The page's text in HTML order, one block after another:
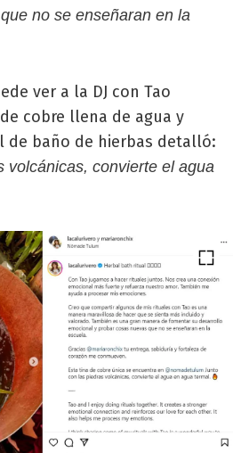
no se enseñaran en la
ver a la DJ con Tao
cobre llena de agua y
de baño de hierbas detalló:
volcánicas, convierte el agua